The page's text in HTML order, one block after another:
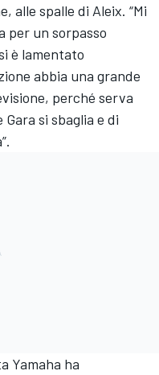
alle spalle di Aleix. “Mi
per un sorpasso
è lamentato
abbia una grande
perché serva
si sbaglia e di
Yamaha ha